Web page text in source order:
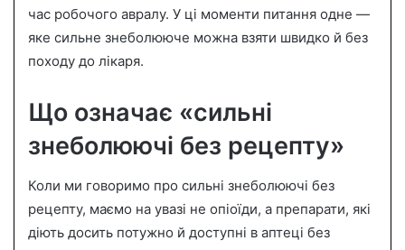
час робочого авралу. У ці моменти питання одне —
яке сильне знеболююче можна взяти швидко й без
походу до лікаря.
Що означає «сильні
знеболюючі без рецепту»
Коли ми говоримо про сильні знеболюючі без
рецепту, маємо на увазі не опіоїди, а препарати, які
діють досить потужно й доступні в аптеці без